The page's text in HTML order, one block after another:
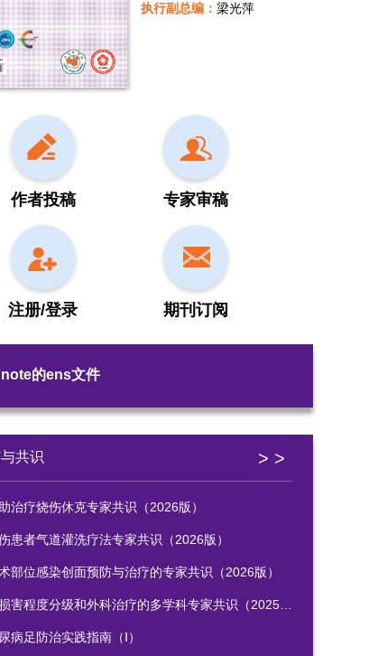
执行副总编： 梁光萍
作者投稿 专家审稿
注册/登录 期刊订阅
的ens文件
共识 > >
治疗烧伤休克专家共识（2026版）
患者气道灌洗疗法专家共识（2026版）
部位感染创面预防与治疗的专家共识（2026版）
害程度分级和外科治疗的多学科专家共识（2025版）
病足防治实践指南（Ⅰ）